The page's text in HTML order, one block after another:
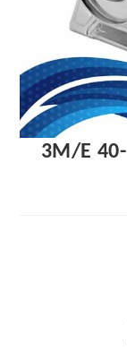
پمپ سانتریفیوژ استیل آبارا 3M/E 40-